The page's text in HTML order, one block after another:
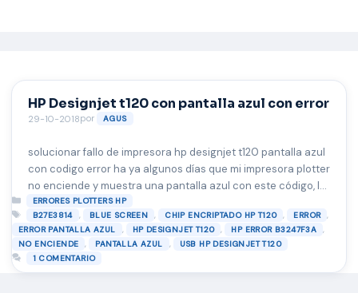
HP Designjet t120 con pantalla azul con error
29-10-2018por AGUS
solucionar fallo de impresora hp designjet t120 pantalla azul
con codigo error ha ya algunos días que mi impresora plotter
no enciende y muestra una pantalla azul con este código, lo
he reiniciado varias veces y nada, he desconectado e cable
de la electricidad y lo he dejado 10 minutos y tampoco
responde, por lo … Leer más
Categorías
ERRORES PLOTTERS HP
Etiquetas
B27E3814 , BLUE SCREEN , CHIP ENCRIPTADO HP T120 , ERROR ,
ERROR PANTALLA AZUL , HP DESIGNJET T120 , HP ERROR B3247F3A ,
NO ENCIENDE , PANTALLA AZUL ,
USB HP DESIGNJET T120
1 COMENTARIO